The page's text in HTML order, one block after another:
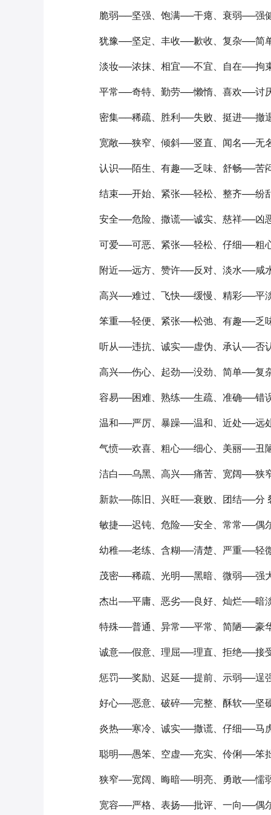
脆弱──坚强、饱满──干瘪、衰弱──强
犹豫──坚定、丰收──歉收、复杂──简
淡妆──浓抹、相宜──不宜、自在──拘
平常──奇特、勤劳──懒惰、喜欢──讨
密集──稀疏、胜利──失败、挺进──撤
宽敞──狭窄、倾斜──竖直、闻名──无
认识──陌生、有趣──乏味、舒畅──苦
结束──开始、紧张──轻松、整齐──纷
安全──危险、撒谎──诚实、慈祥──凶
可爱──可恶、紧张──轻松、仔细──粗
附近──远方、赞许──反对、淡水──咸
高兴──难过、飞快──缓慢、精彩──平
笨重──轻便、紧张──松弛、有趣──乏
听从──违抗、诚实──虚伪、承认──否
高兴──伤心、起劲──没劲、简单──复
容易──困难、熟练──生疏、准确──错
温和──严厉、暴躁──温和、近处──远
气愤──欢喜、粗心──细心、美丽──丑
洁白──乌黑、高兴──痛苦、宽阔──狭
新款──陈旧、兴旺──衰败、团结──分
敏捷──迟钝、危险──安全、常常──偶
幼稚──老练、含糊──清楚、严重──轻
茂密──稀疏、光明──黑暗、微弱──强
杰出──平庸、恶劣──良好、灿烂──暗
特殊──普通、异常──平常、简陋──豪
诚意──假意、理屈──理直、拒绝──接
惩罚──奖励、迟延──提前、示弱──逞
好心──恶意、破碎──完整、酥软──坚
炎热──寒冷、诚实──撒谎、仔细──马
聪明──愚笨、空虚──充实、伶俐──笨
狭窄──宽阔、晦暗──明亮、勇敢──懦
宽容──严格、表扬──批评、一向──偶